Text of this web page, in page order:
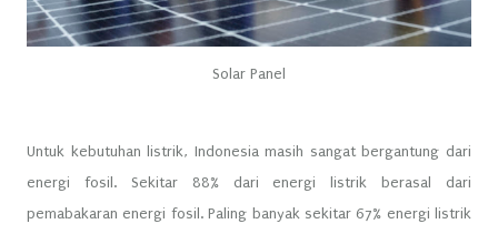
Solar Panel
Untuk kebutuhan listrik, Indonesia masih sangat bergantung dari
energi fosil. Sekitar 88% dari energi listrik berasal dari
pemabakaran energi fosil. Paling banyak sekitar 67% energi listrik